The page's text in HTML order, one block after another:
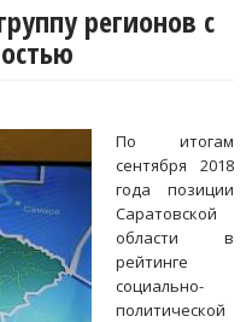
регионов с
По итогам
сентября 2018
года позиции
Саратовской
области в
рейтинге
социально-
политической